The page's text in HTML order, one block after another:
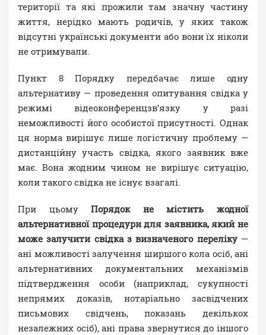
території та які прожили там значну частину
життя, нерідко мають родичів, у яких також
відсутні українські документи або вони їх ніколи
не отримували.
Пункт 8 Порядку передбачає лише одну
альтернативу — проведення опитування свідка у
режимі відеоконференцзв’язку у разі
неможливості його особистої присутності. Однак
ця норма вирішує лише логістичну проблему —
дистанційну участь свідка, якого заявник вже
має. Вона жодним чином не вирішує ситуацію,
коли такого свідка не існує взагалі.
При цьомуПорядок не містить жодної
альтернативної процедури для заявника, який не
може залучити свідка з визначеного переліку—
ані можливості залучення ширшого кола осіб, ані
альтернативних документальних механізмів
підтвердження особи (наприклад, сукупності
непрямих доказів, нотаріально засвідчених
письмових свідчень, показань декількох
незалежних осіб), ані права звернутися до іншого